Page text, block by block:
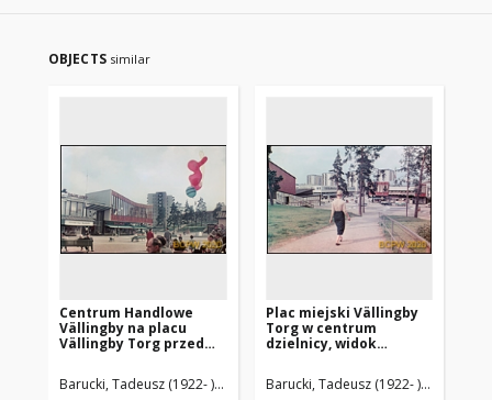
OBJECTS similar
Centrum Handlowe
Vällingby na placu
Vällingby Torg przed
fragment elewacji
budynku, Sztokholm-
Barucki, Tadeusz (1922- ). Fotograf
Plac miejski Vällingby
Torg w centrum
dzielnicy, widok
skarpy, Sztokholm-
Vällingby, Szwecja
Barucki, Tadeusz (1922- ). Fotograf